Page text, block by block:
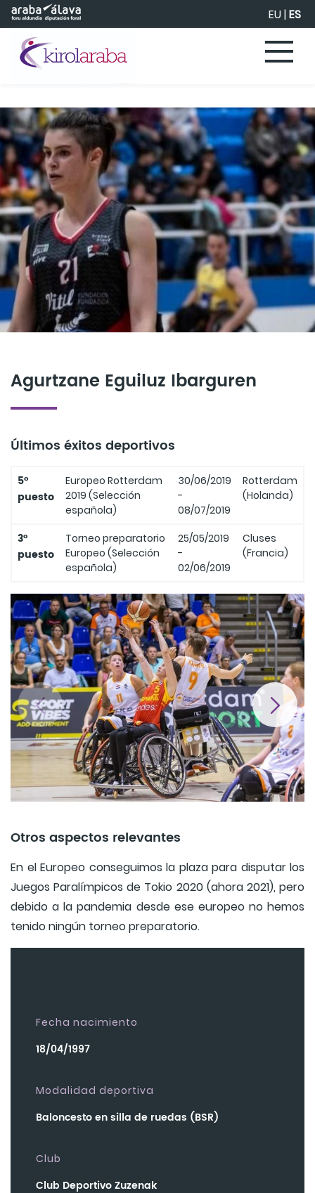
Saltar al contenido principal EU|ES
Agurtzane Eguiluz Ibarguren
Últimos éxitos deportivos
5º
puesto
Europeo Rotterdam
2019 (Selección
española)
30/06/2019
-
08/07/2019
Rotterdam
(Holanda)
3º
puesto
Torneo preparatorio
Europeo (Selección
española)
25/05/2019
-
02/06/2019
Cluses
(Francia)
Otros aspectos relevantes
En el Europeo conseguimos la plaza para disputar los
Juegos Paralímpicos de Tokio 2020 (ahora 2021), pero
debido a la pandemia desde ese europeo no hemos
tenido ningún torneo preparatorio.
Fecha nacimiento
18/04/1997
Modalidad deportiva
Baloncesto en silla de ruedas (BSR)
Club
Club Deportivo Zuzenak